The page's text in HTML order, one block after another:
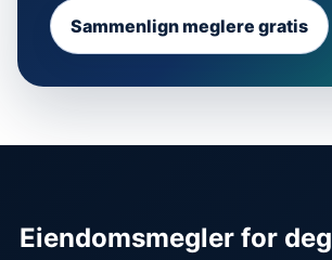
Sammenlign meglere gratis
Eiendomsmegler for deg